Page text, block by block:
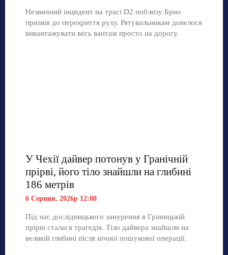
Незвичний інцидент на трасі D2 поблизу Брно
призвів до перекриття руху. Рятувальникам довелося
вивантажувати весь вантаж просто на дорогу.
У Чехії дайвер потонув у Гранічній
прірві, його тіло знайшли на глибині
186 метрів
6 Серпня, 2026р 12:00
Під час дослідницького занурення в Границькій
прірві сталася трагедія. Тіло дайвера знайшли на
великій глибині після нічної пошукової операції.